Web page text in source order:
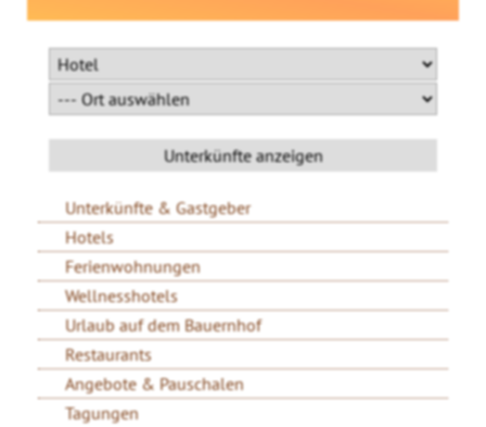
Unterkünfte & Gastgeber
Hotels
Ferienwohnungen
Wellnesshotels
Urlaub auf dem Bauernhof
Restaurants
Angebote & Pauschalen
Tagungen